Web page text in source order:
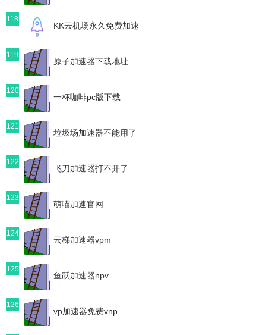
118
KK云机场永久免费加速
119
原子加速器下载地址
120
一杯咖啡pc版下载
121
垃圾场加速器不能用了
122
飞刀加速器打不开了
123
萌喵加速官网
124
云梯加速器vpm
125
鱼跃加速器npv
126
vp加速器免费vnp